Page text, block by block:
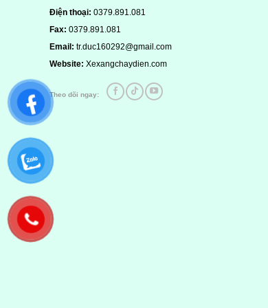
Điện thoại: 0379.891.081
Fax: 0379.891.081
Email: tr.duc160292@gmail.com
Website: Xexangchaydien.com
Theo dõi ngay: